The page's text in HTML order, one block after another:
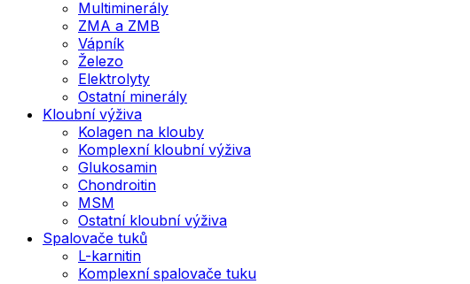
Multiminerály
ZMA a ZMB
Vápník
Železo
Elektrolyty
Ostatní minerály
Kloubní výživa
Kolagen na klouby
Komplexní kloubní výživa
Glukosamin
Chondroitin
MSM
Ostatní kloubní výživa
Spalovače tuků
L-karnitin
Komplexní spalovače tuku